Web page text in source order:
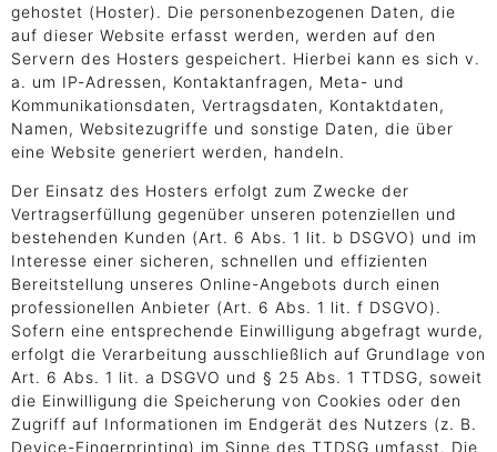
gehostet (Hoster). Die personenbezogenen Daten, die
auf dieser Website erfasst werden, werden auf den
Servern des Hosters gespeichert. Hierbei kann es sich v.
a. um IP-Adressen, Kontaktanfragen, Meta- und
Kommunikationsdaten, Vertragsdaten, Kontaktdaten,
Namen, Websitezugriffe und sonstige Daten, die über
eine Website generiert werden, handeln.
Der Einsatz des Hosters erfolgt zum Zwecke der
Vertragserfüllung gegenüber unseren potenziellen und
bestehenden Kunden (Art. 6 Abs. 1 lit. b DSGVO) und im
Interesse einer sicheren, schnellen und effizienten
Bereitstellung unseres Online-Angebots durch einen
professionellen Anbieter (Art. 6 Abs. 1 lit. f DSGVO).
Sofern eine entsprechende Einwilligung abgefragt wurde,
erfolgt die Verarbeitung ausschließlich auf Grundlage von
Art. 6 Abs. 1 lit. a DSGVO und § 25 Abs. 1 TTDSG, soweit
die Einwilligung die Speicherung von Cookies oder den
Zugriff auf Informationen im Endgerät des Nutzers (z. B.
Device-Fingerprinting) im Sinne des TTDSG umfasst. Die